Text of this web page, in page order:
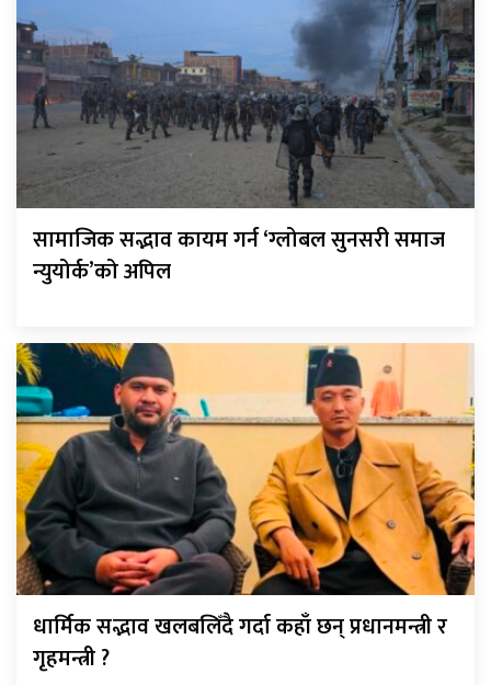
सामाजिक सद्भाव कायम गर्न ‘ग्लोबल सुनसरी समाज
न्युयोर्क’को अपिल
धार्मिक सद्भाव खलबलिँदै गर्दा कहाँ छन् प्रधानमन्त्री र
गृहमन्त्री ?